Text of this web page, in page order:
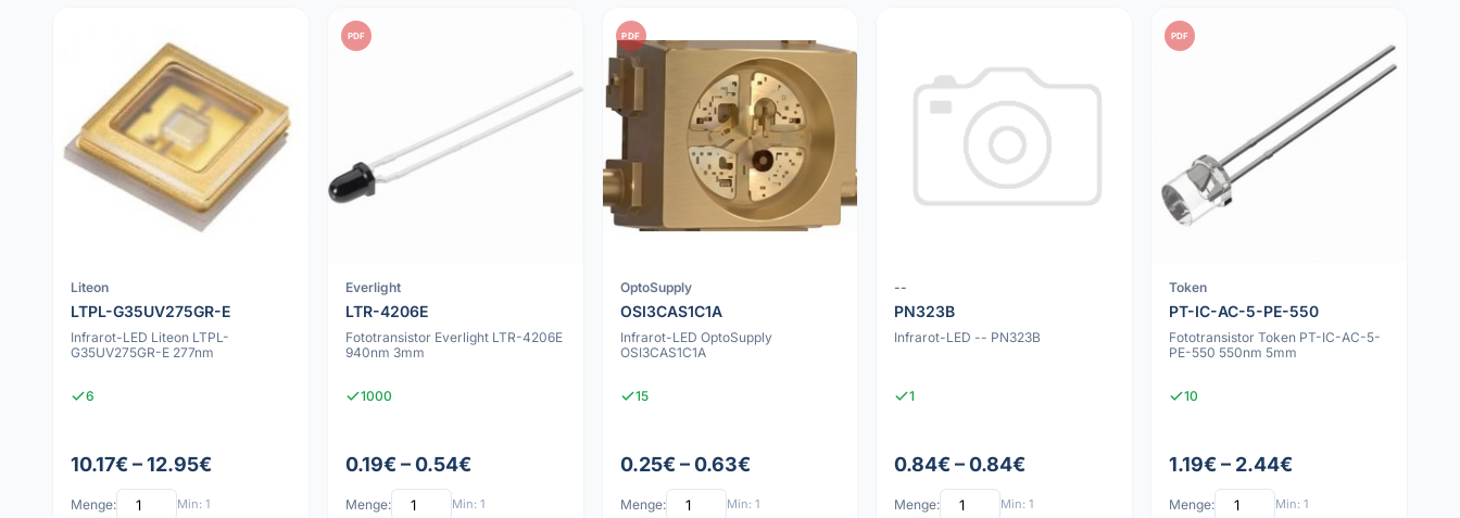
Liteon
LTPL-G35UV275GR-E
Infrarot-LED Liteon LTPL-
G35UV275GR-E 277nm
6
10.17€ – 12.95€
Menge: Min: 1
PDF
Everlight
LTR-4206E
Fototransistor Everlight LTR-4206E
940nm 3mm
1000
0.19€ – 0.54€
Menge: Min: 1
PDF
OptoSupply
OSI3CAS1C1A
Infrarot-LED OptoSupply
OSI3CAS1C1A
15
0.25€ – 0.63€
Menge: Min: 1
--
PN323B
Infrarot-LED -- PN323B
1
0.84€ – 0.84€
Menge: Min: 1
PDF
Token
PT-IC-AC-5-PE-550
Fototransistor Token PT-IC-AC-5-
PE-550 550nm 5mm
10
1.19€ – 2.44€
Menge: Min: 1